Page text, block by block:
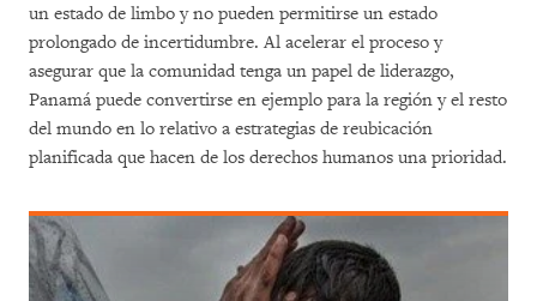
un estado de limbo y no pueden permitirse un estado
prolongado de incertidumbre. Al acelerar el proceso y
asegurar que la comunidad tenga un papel de liderazgo,
Panamá puede convertirse en ejemplo para la región y el resto
del mundo en lo relativo a estrategias de reubicación
planificada que hacen de los derechos humanos una prioridad.